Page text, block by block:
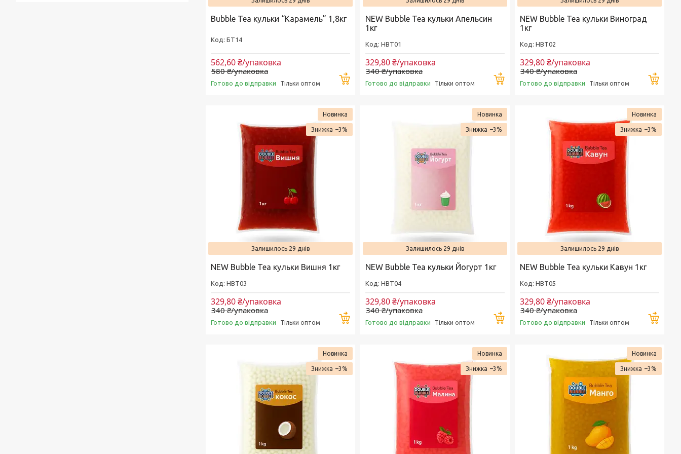
Bubble Tea кульки “Карамель” 1,8кг
БТ14
580 ₴/упаковка
562,60 ₴/упаковка
Готово до відправки Тільки оптом
NEW Bubble Tea кульки Апельсин
1кг
HBT01
340 ₴/упаковка
329,80 ₴/упаковка
Готово до відправки Тільки оптом
NEW Bubble Tea кульки Виноград
1кг
HBT02
340 ₴/упаковка
329,80 ₴/упаковка
Готово до відправки Тільки оптом
Новинка
–3%
Залишилось 29 днів
NEW Bubble Tea кульки Вишня 1кг
HBT03
340 ₴/упаковка
329,80 ₴/упаковка
Готово до відправки Тільки оптом
Новинка
–3%
Залишилось 29 днів
NEW Bubble Tea кульки Йогурт 1кг
HBT04
340 ₴/упаковка
329,80 ₴/упаковка
Готово до відправки Тільки оптом
Новинка
–3%
Залишилось 29 днів
NEW Bubble Tea кульки Кавун 1кг
HBT05
340 ₴/упаковка
329,80 ₴/упаковка
Готово до відправки Тільки оптом
Новинка
–3%
Новинка
–3%
Новинка
–3%